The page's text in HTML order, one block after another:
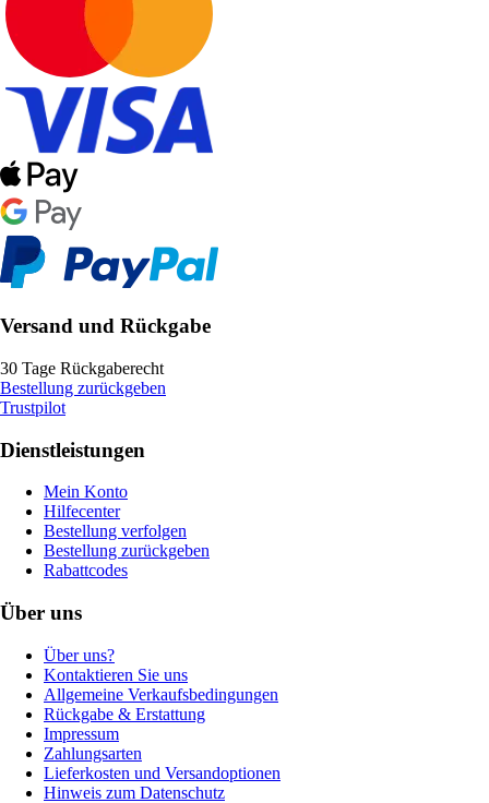
Versand und Rückgabe
30 Tage Rückgaberecht
Bestellung zurückgeben
Trustpilot
Dienstleistungen
Mein Konto
Hilfecenter
Bestellung verfolgen
Bestellung zurückgeben
Rabattcodes
Über uns
Über uns?
Kontaktieren Sie uns
Allgemeine Verkaufsbedingungen
Rückgabe & Erstattung
Impressum
Zahlungsarten
Lieferkosten und Versandoptionen
Hinweis zum Datenschutz